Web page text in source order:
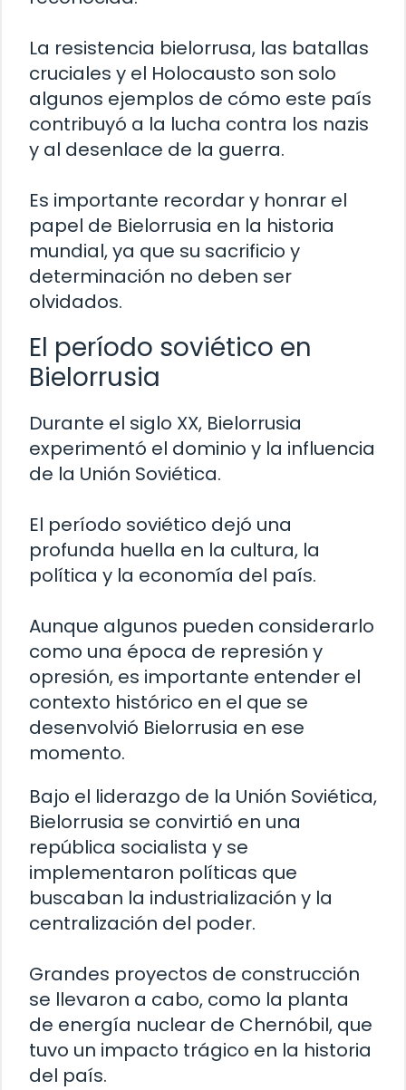
La resistencia bielorrusa, las batallas
cruciales y el Holocausto son solo
algunos ejemplos de cómo este país
contribuyó a la lucha contra los nazis
y al desenlace de la guerra.
Es importante recordar y honrar el
papel de Bielorrusia en la historia
mundial, ya que su sacrificio y
determinación no deben ser
olvidados.
El período soviético en
Bielorrusia
Durante el siglo XX, Bielorrusia
experimentó el dominio y la influencia
de la Unión Soviética.
El período soviético dejó una
profunda huella en la cultura, la
política y la economía del país.
Aunque algunos pueden considerarlo
como una época de represión y
opresión, es importante entender el
contexto histórico en el que se
desenvolvió Bielorrusia en ese
momento.
Bajo el liderazgo de la Unión Soviética,
Bielorrusia se convirtió en una
república socialista y se
implementaron políticas que
buscaban la industrialización y la
centralización del poder.
Grandes proyectos de construcción
se llevaron a cabo, como la planta
de energía nuclear de Chernóbil, que
tuvo un impacto trágico en la historia
del país.